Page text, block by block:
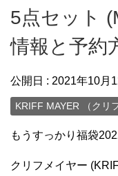
5点セット
情報と予約
公開日 : 2021年10月
KRIFF MAYER （クリ
もうすっかり福袋
クリフメイヤー